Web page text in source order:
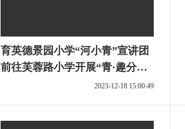
育英德景园小学“河小青”宣讲团
前往芙蓉路小学开展“青·趣分
2023-12-18 15:00:49